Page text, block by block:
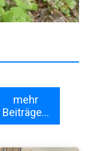
mehr
Beiträge...